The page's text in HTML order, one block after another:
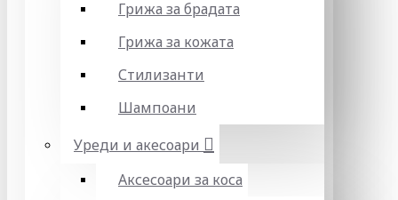
Грижа за брадата
Грижа за кожата
Стилизанти
Шампоани
Уреди и акесоари
Аксесоари за коса